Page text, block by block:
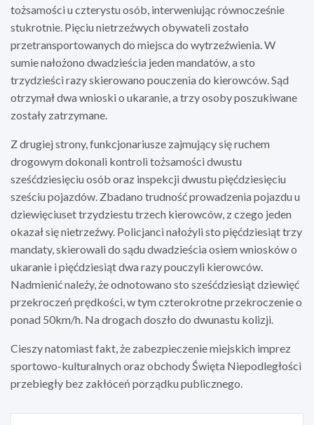
tożsamości u czterystu osób, interweniując równocześnie
stukrotnie. Pięciu nietrzeźwych obywateli zostało
przetransportowanych do miejsca do wytrzeźwienia. W
sumie nałożono dwadzieścia jeden mandatów, a sto
trzydzieści razy skierowano pouczenia do kierowców. Sąd
otrzymał dwa wnioski o ukaranie, a trzy osoby poszukiwane
zostały zatrzymane.
Z drugiej strony, funkcjonariusze zajmujący się ruchem
drogowym dokonali kontroli tożsamości dwustu
sześćdziesięciu osób oraz inspekcji dwustu pięćdziesięciu
sześciu pojazdów. Zbadano trudność prowadzenia pojazdu u
dziewięciuset trzydziestu trzech kierowców, z czego jeden
okazał się nietrzeźwy. Policjanci nałożyli sto pięćdziesiąt trzy
mandaty, skierowali do sądu dwadzieścia osiem wniosków o
ukaranie i pięćdziesiąt dwa razy pouczyli kierowców.
Nadmienić należy, że odnotowano sto sześćdziesiąt dziewięć
przekroczeń prędkości, w tym czterokrotne przekroczenie o
ponad 50km/h. Na drogach doszło do dwunastu kolizji.
Cieszy natomiast fakt, że zabezpieczenie miejskich imprez
sportowo-kulturalnych oraz obchody Święta Niepodległości
przebiegły bez zakłóceń porządku publicznego.